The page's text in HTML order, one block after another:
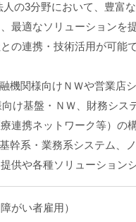
の3分野において、豊富
最適なソリューションを
の連携・技術活用が可能
機関様向けＮＷや営業店
け基盤・ＮＷ、財務シス
連携ネットワーク等）の
幹系・業務系システム、
供や各種ソリューション
がい者雇用）